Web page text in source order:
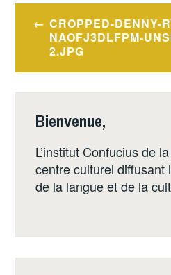
Navigation
l’article
CROPPED-DENNY-
NAOFJ3DLFPM-
2.JPG
Bienvenue,
L’institut Confucius de
centre culturel diffusant
de la langue et de la